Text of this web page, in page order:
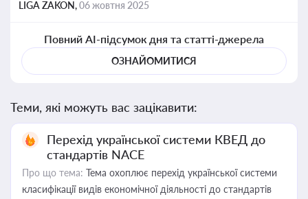
LIGA ZAKON,06 жовтня 2025
Повний AI-підсумок дня та статті-джерела
ОЗНАЙОМИТИСЯ
Теми, які можуть вас зацікавити:
Перехід української системи КВЕД до
стандартів NACE
Про що тема: Тема охоплює перехід української системи
класифікації видів економічної діяльності до стандартів